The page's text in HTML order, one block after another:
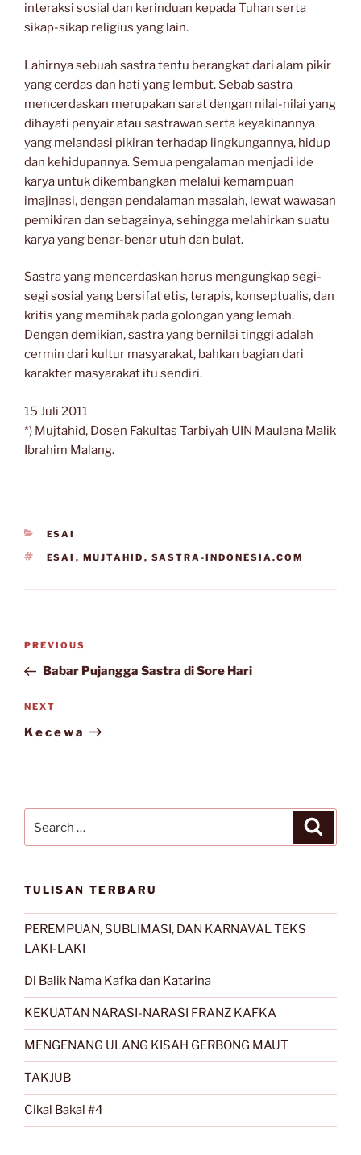
interaksi sosial dan kerinduan kepada Tuhan serta
sikap-sikap religius yang lain.
Lahirnya sebuah sastra tentu berangkat dari alam pikir
yang cerdas dan hati yang lembut. Sebab sastra
mencerdaskan merupakan sarat dengan nilai-nilai yang
dihayati penyair atau sastrawan serta keyakinannya
yang melandasi pikiran terhadap lingkungannya, hidup
dan kehidupannya. Semua pengalaman menjadi ide
karya untuk dikembangkan melalui kemampuan
imajinasi, dengan pendalaman masalah, lewat wawasan
pemikiran dan sebagainya, sehingga melahirkan suatu
karya yang benar-benar utuh dan bulat.
Sastra yang mencerdaskan harus mengungkap segi-
segi sosial yang bersifat etis, terapis, konseptualis, dan
kritis yang memihak pada golongan yang lemah.
Dengan demikian, sastra yang bernilai tinggi adalah
cermin dari kultur masyarakat, bahkan bagian dari
karakter masyarakat itu sendiri.
15 Juli 2011
*) Mujtahid, Dosen Fakultas Tarbiyah UIN Maulana Malik
Ibrahim Malang.
CATEGORIES
ESAI
TAGS
ESAI , MUJTAHID , SASTRA-INDONESIA.COM
Post
Previous
Post
PREVIOUS
Babar Pujangga Sastra di Sore Hari
Next
Post
NEXT
K e c e w a
for:
TULISAN TERBARU
PEREMPUAN, SUBLIMASI, DAN KARNAVAL TEKS
LAKI-LAKI
Di Balik Nama Kafka dan Katarina
KEKUATAN NARASI-NARASI FRANZ KAFKA
MENGENANG ULANG KISAH GERBONG MAUT
TAKJUB
Cikal Bakal #4